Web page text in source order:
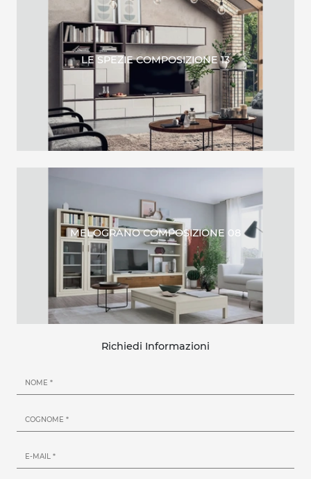
LE SPEZIE COMPOSIZIONE 13
MELOGRANO COMPOSIZIONE 08
Richiedi Informazioni